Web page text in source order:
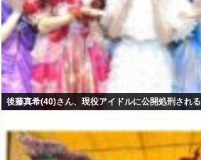
後藤真希(40)さん、現役アイドルに公開処刑される